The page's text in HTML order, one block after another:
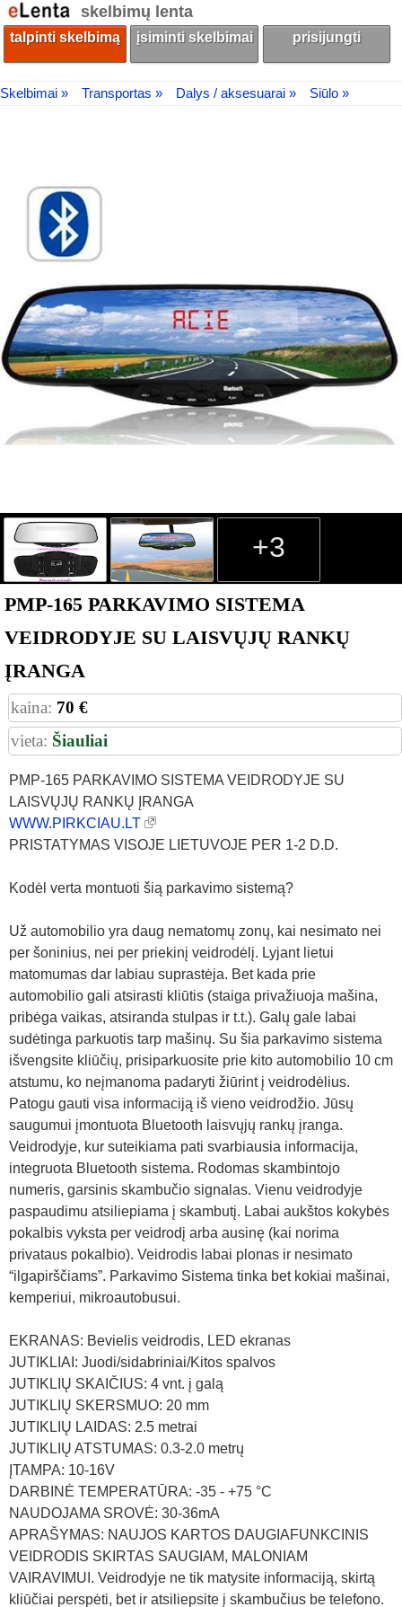
skelbimų lenta
talpinti skelbimą įsiminti skelbimai prisijungti
Skelbimai » Transportas » Dalys / aksesuarai » Siūlo »
+3
PMP-165 PARKAVIMO SISTEMA
VEIDRODYJE SU LAISVŲJŲ RANKŲ
ĮRANGA
kaina: 70 €
vieta: Šiauliai
PMP-165 PARKAVIMO SISTEMA VEIDRODYJE SU
LAISVŲJŲ RANKŲ ĮRANGA
WWW.PIRKCIAU.LT
PRISTATYMAS VISOJE LIETUVOJE PER 1-2 D.D.
Kodėl verta montuoti šią parkavimo sistemą?
Už automobilio yra daug nematomų zonų, kai nesimato nei
per šoninius, nei per priekinį veidrodėlį. Lyjant lietui
matomumas dar labiau suprastėja. Bet kada prie
automobilio gali atsirasti kliūtis (staiga privažiuoja mašina,
pribėga vaikas, atsiranda stulpas ir t.t.). Galų gale labai
sudėtinga parkuotis tarp mašinų. Su šia parkavimo sistema
išvengsite kliūčių, prisiparkuosite prie kito automobilio 10 cm
atstumu, ko neįmanoma padaryti žiūrint į veidrodėlius.
Patogu gauti visa informaciją iš vieno veidrodžio. Jūsų
saugumui įmontuota Bluetooth laisvųjų rankų įranga.
Veidrodyje, kur suteikiama pati svarbiausia informacija,
integruota Bluetooth sistema. Rodomas skambintojo
numeris, garsinis skambučio signalas. Vienu veidrodyje
paspaudimu atsiliepiama į skambutį. Labai aukštos kokybės
pokalbis vyksta per veidrodį arba ausinę (kai norima
privataus pokalbio). Veidrodis labai plonas ir nesimato
“ilgapirščiams”. Parkavimo Sistema tinka bet kokiai mašinai,
kemperiui, mikroautobusui.
EKRANAS: Bevielis veidrodis, LED ekranas
JUTIKLIAI: Juodi/sidabriniai/Kitos spalvos
JUTIKLIŲ SKAIČIUS: 4 vnt. į galą
JUTIKLIŲ SKERSMUO: 20 mm
JUTIKLIŲ LAIDAS: 2.5 metrai
JUTIKLIŲ ATSTUMAS: 0.3-2.0 metrų
ĮTAMPA: 10-16V
DARBINĖ TEMPERATŪRA: -35 - +75 °C
NAUDOJAMA SROVĖ: 30-36mA
APRAŠYMAS: NAUJOS KARTOS DAUGIAFUNKCINIS
VEIDRODIS SKIRTAS SAUGIAM, MALONIAM
VAIRAVIMUI. Veidrodyje ne tik matysite informaciją, skirtą
kliūčiai perspėti, bet ir atsiliepsite į skambučius be telefono.